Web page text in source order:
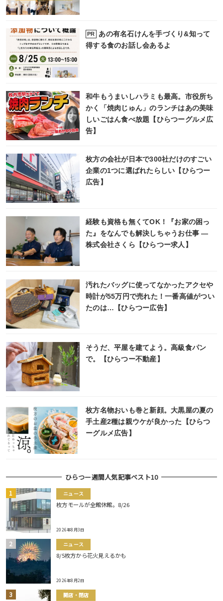
PR
あの有名石けんを手づくり&知って
得する食のお話し会あるよ
和牛もうまいしハラミも最高。市役所ち
かく「焼肉じゅん」のランチはあの美味
しいごはん食べ放題【ひらつーグルメ広
告】
枚方の会社が日本で300社だけのすごい
企業の1つに選ばれたらしい【ひらつー
広告】
経験も資格も無くてOK！『お家の困っ
た』をなんでも解決しちゃうお仕事 ―
株式会社さくら【ひらつー求人】
汚れたバッグに使ってなかったアクセや
時計が55万円で売れた！一番高値がつい
たのは…【ひらつー広告】
そうだ、平屋を建てよう。高級食パン
で。【ひらつー不動産】
枚方名物おいも巻と新顔。大黒屋の夏の
手土産2種は親ウケが良かった【ひらつ
ーグルメ広告】
ひらつー週間人気記事ベスト10
ニュース
枚方モールが全館休館。8/26
2026年8月3日
ニュース
8/5枚方から花火見えるかも
2026年8月2日
開店・閉店